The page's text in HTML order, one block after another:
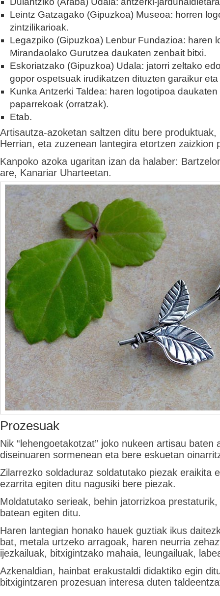
Leintz Gatzagako (Gipuzkoa) Museoa: horren
zintzilikarioak.
Legazpiko (Gipuzkoa) Lenbur Fundazioa: haren
Mirandaolako Gurutzea daukaten zenbait bitxi.
Eskoriatzako (Gipuzkoa) Udala: jatorri zeltako
gopor ospetsuak irudikatzen dituzten garaikur
Kunka Antzerki Taldea: haren logotipoa
paparrekoak (orratzak).
Etab.
Artisautza-azoketan saltzen ditu bere produktuak,
Herrian, eta zuzenean lantegira etortzen zaizkion
Kanpoko azoka ugaritan izan da halaber:
are, Kanariar Uharteetan.
Prozesuak
Nik “lehengoetakotzat” joko nukeen artisau baten
diseinuaren sormenean eta bere eskuetan
Zilarrezko soldaduraz soldatutako piezak eraikita
ezarrita egiten ditu nagusiki bere piezak.
Moldatutako serieak, behin jatorrizkoa
batean egiten ditu.
Haren lantegian honako hauek guztiak ikus
bat, metala urtzeko arragoak, haren neurria
ijezkailuak, bitxigintzako mahaia, leungailuak,
Azkenaldian, hainbat erakustaldi didaktiko egin
bitxigintzaren prozesuan interesa duten